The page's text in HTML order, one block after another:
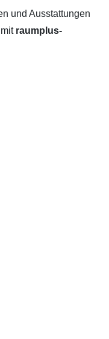
und Ausstattungen
raumplus-